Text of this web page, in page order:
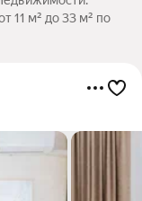
11 м² до 33 м² по